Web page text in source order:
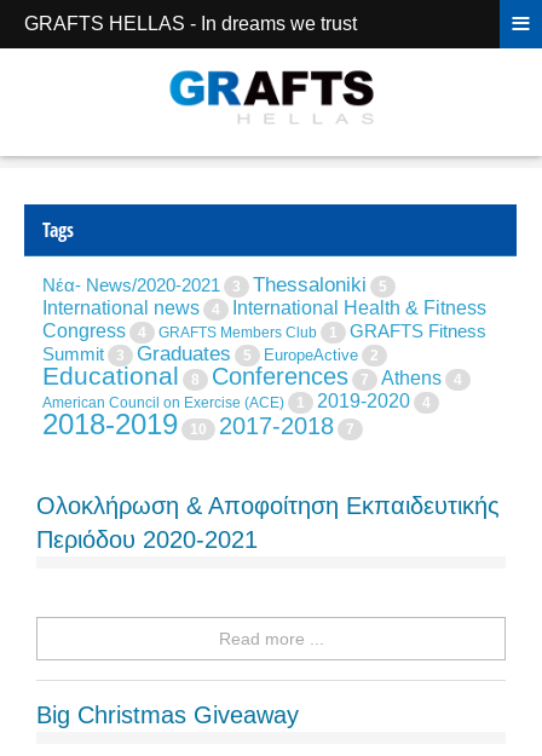
Tags
Νέα- News/2020-2021 3 Thessaloniki 5
International news 4
International Health & Fitness
Congress
4 GRAFTS Members Club 1
GRAFTS Fitness
Summit
3 Graduates 5 EuropeActive 2
Educational 8 Conferences 7 Athens
4
American Council on Exercise (ACE)
1 2019-2020 4
2018-2019 10 2017-2018 7
Ολοκλήρωση & Αποφοίτηση Εκπαιδευτικής
Περιόδου 2020-2021
Read more ...
Big Christmas Giveaway
GRAFTS HELLAS - In dreams we trust ≡